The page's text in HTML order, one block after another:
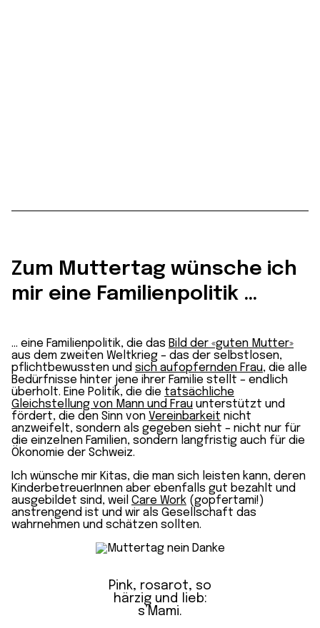
Zum Muttertag wünsche ich
mir eine Familienpolitik …
… eine Familienpolitik, die das Bild der «guten Mutter»
aus dem zweiten Weltkrieg – das der selbstlosen,
pflichtbewussten und sich aufopfernden Frau, die alle
Bedürfnisse hinter jene ihrer Familie stellt – endlich
überholt. Eine Politik, die die tatsächliche
Gleichstellung von Mann und Frau unterstützt und
fördert, die den Sinn von Vereinbarkeit nicht
anzweifelt, sondern als gegeben sieht – nicht nur für
die einzelnen Familien, sondern langfristig auch für die
Ökonomie der Schweiz.
Ich wünsche mir Kitas, die man sich leisten kann, deren
KinderbetreuerInnen aber ebenfalls gut bezahlt und
ausgebildet sind, weil Care Work (gopfertami!)
anstrengend ist und wir als Gesellschaft das
wahrnehmen und schätzen sollten.
Pink, rosarot, so
härzig und lieb:
s’Mami.